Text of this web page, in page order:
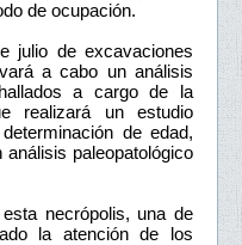
de ocupación.
julio de excavaciones
a cabo un análisis
a cargo de la
realizará un estudio
de edad,
paleopatológico
necrópolis, una de
la atención de los